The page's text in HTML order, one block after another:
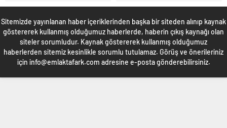
Sitemizde yayınlanan haber içeriklerinden başka bir siteden alınıp kaynak
göstererek kullanmış olduğumuz haberlerde, haberin çıkış kaynağı olan
siteler sorumludur. Kaynak göstererek kullanmış olduğumuz
haberlerden sitemiz kesinlikle sorumlu tutulamaz. Görüş ve önerileriniz
için info@emlaktafark.com adresine e-posta gönderebilirsiniz.